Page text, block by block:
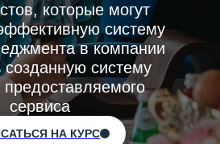
которые могут
систему
в компании
созданную систему
предоставляемого
сервиса
НА КУРС